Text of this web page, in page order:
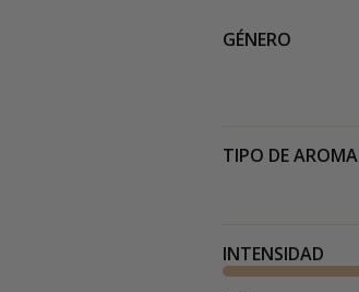
GÉNERO
TIPO DE AROMA
INTENSIDAD